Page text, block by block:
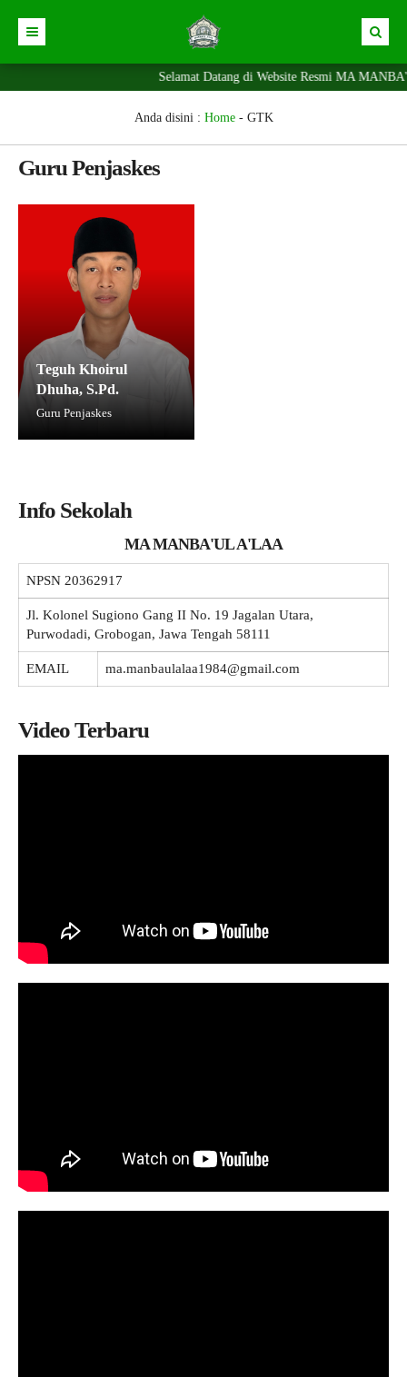
Portal SPMB
Pengumuman
Agenda
Selamat Datang di Website Resmi MA
Anda disini : Home- GTK
Guru Penjaskes
Teguh Khoirul
Dhuha, S.Pd.
Guru Penjaskes
Info Sekolah
MA MANBA'UL A'LAA
NPSN 20362917
Jl. Kolonel Sugiono Gang II No. 19 Jagalan Utara,
Purwodadi, Grobogan, Jawa Tengah 58111
EMAIL ma.manbaulalaa1984@gmail.com
Video Terbaru